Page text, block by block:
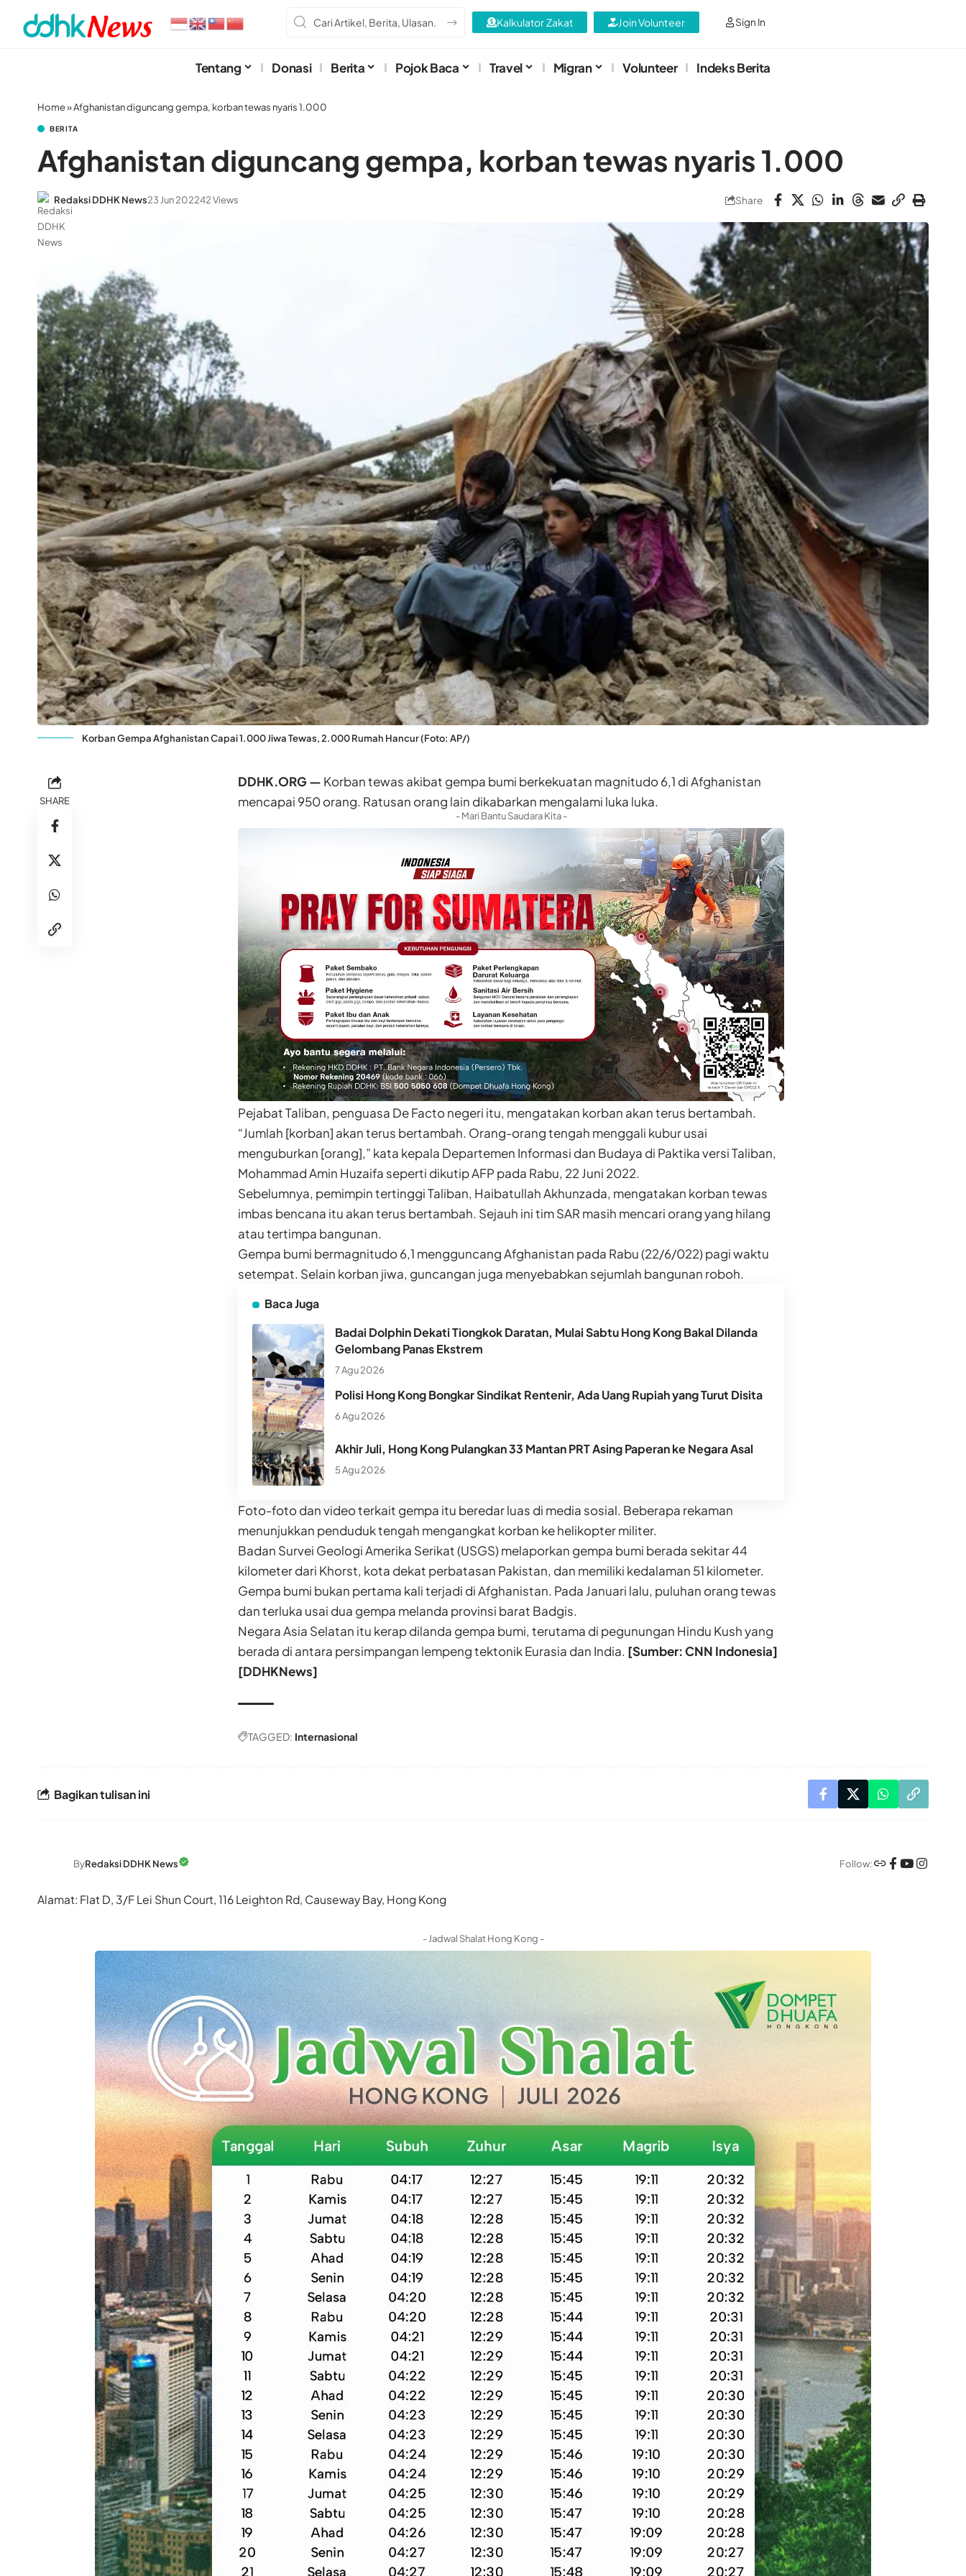
Sign In
Kalkulator Zakat Join Volunteer
Tentang Donasi Berita Pojok Baca Travel Migran Volunteer Indeks Berita
Home»Afghanistan diguncang gempa, korban tewas nyaris 1.000
BERITA
Afghanistan diguncang gempa, korban tewas nyaris 1.000
Redaksi DDHK News23 Jun 202242 Views Share
Korban Gempa Afghanistan Capai 1.000 Jiwa Tewas, 2.000 Rumah Hancur (Foto: AP/)
SHARE
DDHK.ORG — Korban tewas akibat gempa bumi berkekuatan magnitudo 6,1 di Afghanistan
mencapai 950 orang. Ratusan orang lain dikabarkan mengalami luka luka.
- Mari Bantu Saudara Kita -
Pejabat Taliban, penguasa De Facto negeri itu, mengatakan korban akan terus bertambah.
“Jumlah [korban] akan terus bertambah. Orang-orang tengah menggali kubur usai
menguburkan [orang],” kata kepala Departemen Informasi dan Budaya di Paktika versi Taliban,
Mohammad Amin Huzaifa seperti dikutip AFP pada Rabu, 22 Juni 2022.
Sebelumnya, pemimpin tertinggi Taliban, Haibatullah Akhunzada, mengatakan korban tewas
imbas bencana itu akan terus bertambah. Sejauh ini tim SAR masih mencari orang yang hilang
atau tertimpa bangunan.
Gempa bumi bermagnitudo 6,1 mengguncang Afghanistan pada Rabu (22/6/022) pagi waktu
setempat. Selain korban jiwa, guncangan juga menyebabkan sejumlah bangunan roboh.
Baca Juga
Badai Dolphin Dekati Tiongkok Daratan, Mulai Sabtu Hong Kong Bakal Dilanda
Gelombang Panas Ekstrem
7 Agu 2026
Polisi Hong Kong Bongkar Sindikat Rentenir, Ada Uang Rupiah yang Turut Disita
6 Agu 2026
Akhir Juli, Hong Kong Pulangkan 33 Mantan PRT Asing Paperan ke Negara Asal
5 Agu 2026
Foto-foto dan video terkait gempa itu beredar luas di media sosial. Beberapa rekaman
menunjukkan penduduk tengah mengangkat korban ke helikopter militer.
Badan Survei Geologi Amerika Serikat (USGS) melaporkan gempa bumi berada sekitar 44
kilometer dari Khorst, kota dekat perbatasan Pakistan, dan memiliki kedalaman 51 kilometer.
Gempa bumi bukan pertama kali terjadi di Afghanistan. Pada Januari lalu, puluhan orang tewas
dan terluka usai dua gempa melanda provinsi barat Badgis.
Negara Asia Selatan itu kerap dilanda gempa bumi, terutama di pegunungan Hindu Kush yang
berada di antara persimpangan lempeng tektonik Eurasia dan India. [Sumber: CNN Indonesia]
[DDHKNews]
TAGGED: Internasional
Bagikan tulisan ini
ByRedaksi DDHK News Follow:
Alamat: Flat D, 3/F Lei Shun Court, 116 Leighton Rd, Causeway Bay, Hong Kong
- Jadwal Shalat Hong Kong -